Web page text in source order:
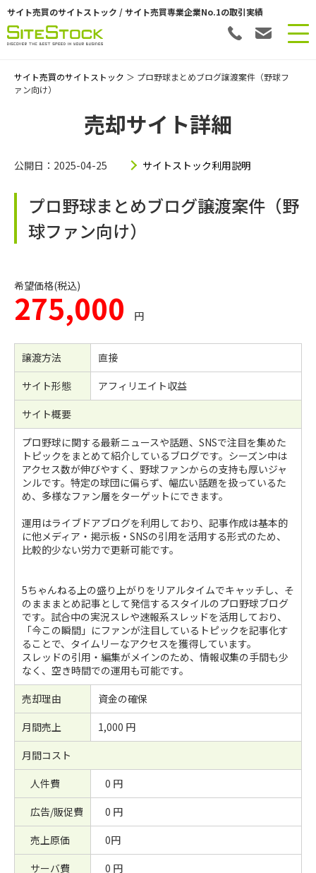
サイト売買のサイトストック / サイト売買専業企業No.1の取引実績
サイト売買のサイトストック ＞ プロ野球まとめブログ譲渡案件（野球フ
ァン向け）
売却サイト詳細
公開日：2025-04-25 サイトストック利用説明
プロ野球まとめブログ譲渡案件（野
球ファン向け）
希望価格(税込)
275,000 円
譲渡方法
直接
サイト形態
アフィリエイト収益
サイト概要
プロ野球に関する最新ニュースや話題、SNSで注目を集めた
トピックをまとめて紹介しているブログです。シーズン中は
アクセス数が伸びやすく、野球ファンからの支持も厚いジャ
ンルです。特定の球団に偏らず、幅広い話題を扱っているた
め、多様なファン層をターゲットにできます。
運用はライブドアブログを利用しており、記事作成は基本的
に他メディア・掲示板・SNSの引用を活用する形式のため、
比較的少ない労力で更新可能です。
5ちゃんねる上の盛り上がりをリアルタイムでキャッチし、そ
のまままとめ記事として発信するスタイルのプロ野球ブログ
です。試合中の実況スレや速報系スレッドを活用しており、
「今この瞬間」にファンが注目しているトピックを記事化す
ることで、タイムリーなアクセスを獲得しています。
スレッドの引用・編集がメインのため、情報収集の手間も少
なく、空き時間での運用も可能です。
売却理由
資金の確保
月間売上
1,000 円
月間コスト
人件費
0 円
広告/販促費
0 円
売上原価
0円
サーバ費
0 円